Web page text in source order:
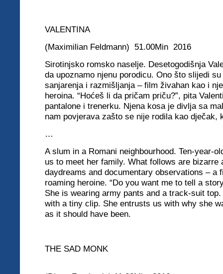
VALENTINA
(Maximilian Feldmann) 51.00Min 2016
Sirotinjsko romsko naselje. Desetogodišnja
da upoznamo njenu porodicu. Ono što slijedi
sanjarenja i razmišljanja – film živahan kao i
heroina. “Hoćeš li da pričam priču?”, pita
pantalone i trenerku. Njena kosa je divlja sa
nam povjerava zašto se nije rodila kao dječak,
…
A slum in a Romani neighbourhood. Ten-year-
us to meet her family. What follows are bizarre
daydreams and documentary observations – a
roaming heroine. “Do you want me to tell a
She is wearing army pants and a track-suit
with a tiny clip. She entrusts us with why she
as it should have been.
THE SAD MONK